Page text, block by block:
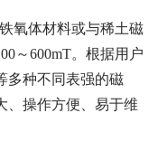
氧体材料或与稀土磁
～600mT。根据用户
多种不同表强的磁
、操作方便、易于维